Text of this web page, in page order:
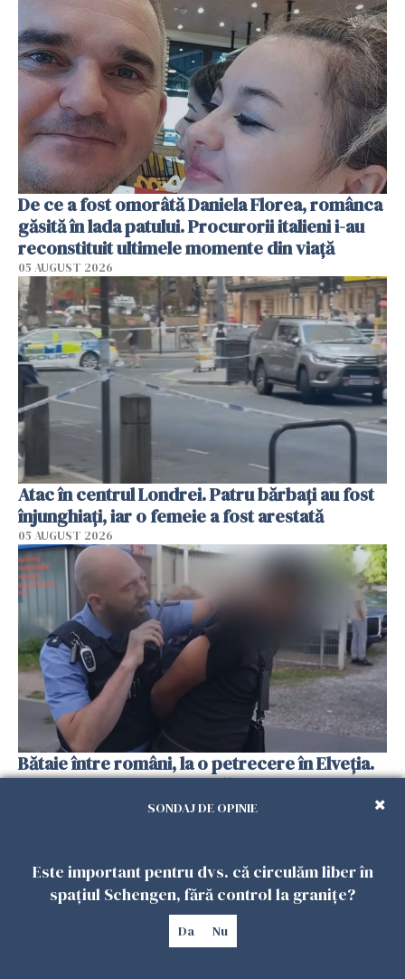
De ce a fost omorâtă Daniela Florea, românca
găsită în lada patului. Procurorii italieni i-au
reconstituit ultimele momente din viață
05 AUGUST 2026
Atac în centrul Londrei. Patru bărbați au fost
înjunghiați, iar o femeie a fost arestată
05 AUGUST 2026
Bătaie între români, la o petrecere în Elveția.
Totul s-a finalizat cu arestări și expulzare
SONDAJ DE OPINIE
Este important pentru dvs. că circulăm liber în
spațiul Schengen, fără control la granițe?
Da Nu